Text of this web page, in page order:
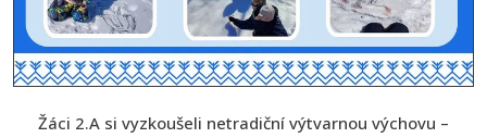
Žáci 2.A si vyzkoušeli netradiční výtvarnou výchovu –